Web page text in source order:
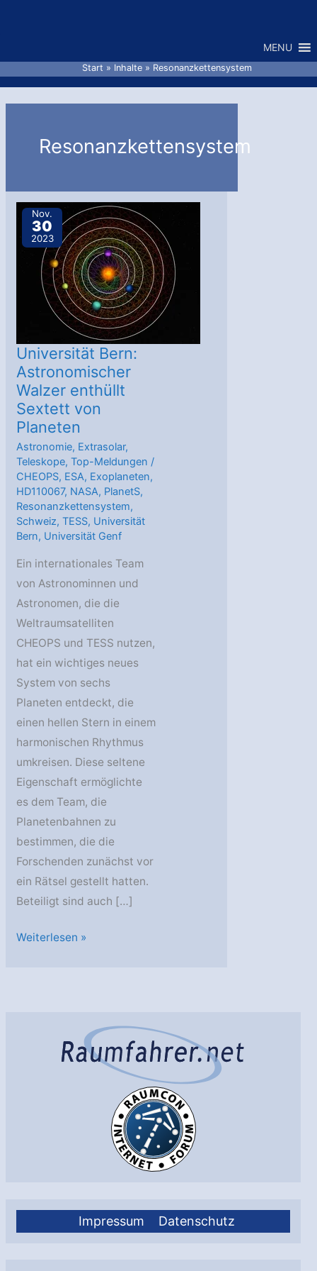
MENU
Start Inhalte Resonanzkettensystem
Impressum Datenschutz
Resonanzkettensystem
Nov.
30
2023
Universität Bern:
Astronomischer
Walzer enthüllt
Sextett von
Planeten
Astronomie, Extrasolar,
Teleskope,Top-Meldungen /
CHEOPS, ESA, Exoplaneten,
HD110067, NASA, PlanetS,
Resonanzkettensystem,
Schweiz,TESS, Universität
Bern, Universität Genf
Ein internationales Team
von Astronominnen und
Astronomen, die die
Weltraumsatelliten
CHEOPS und TESS nutzen,
hat ein wichtiges neues
System von sechs
Planeten entdeckt, die
einen hellen Stern in einem
harmonischen Rhythmus
umkreisen. Diese seltene
Eigenschaft ermöglichte
es dem Team, die
Planetenbahnen zu
bestimmen, die die
Forschenden zunächst vor
ein Rätsel gestellt hatten.
Beteiligt sind auch […]
Universität
Weiterlesen »